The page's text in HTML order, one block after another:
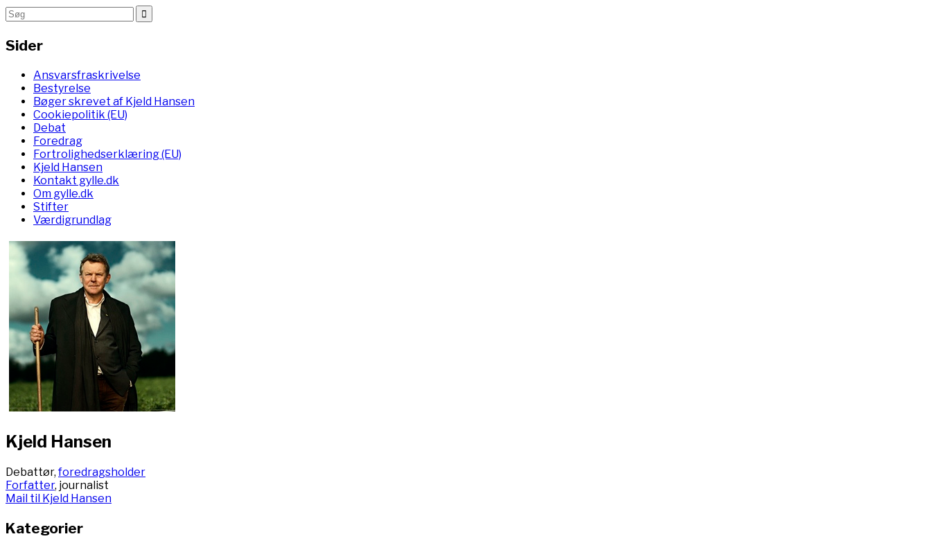
Sider
Ansvarsfraskrivelse
Bestyrelse
Bøger skrevet af Kjeld Hansen
Cookiepolitik (EU)
Debat
Foredrag
Fortrolighedserklæring (EU)
Kjeld Hansen
Kontakt gylle.dk
Om gylle.dk
Stifter
Værdigrundlag
Kjeld Hansen
Debattør,foredragsholder
Forfatter, journalist
Mail til Kjeld Hansen
Kategorier